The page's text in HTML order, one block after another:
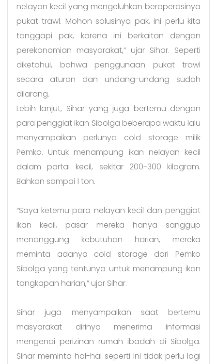
nelayan kecil yang mengeluhkan beroperasinya
pukat trawl. Mohon solusinya pak, ini perlu kita
tanggapi pak, karena ini berkaitan dengan
perekonomian masyarakat,” ujar Sihar. Seperti
diketahui, bahwa penggunaan pukat trawl
secara aturan dan undang-undang sudah
dilarang.
Lebih lanjut, Sihar yang juga bertemu dengan
para penggiat ikan Sibolga beberapa waktu lalu
menyampaikan perlunya cold storage milik
Pemko. Untuk menampung ikan nelayan kecil
dalam partai kecil, sekitar 200-300 kilogram.
Bahkan sampai 1 ton.
“Saya ketemu para nelayan kecil dan penggiat
ikan kecil, pasar mereka hanya sanggup
menanggung kebutuhan harian, mereka
meminta adanya cold storage dari Pemko
Sibolga yang tentunya untuk menampung ikan
tangkapan harian,” ujar Sihar.
Sihar juga menyampaikan saat bertemu
masyarakat dirinya menerima informasi
mengenai perizinan rumah ibadah di Sibolga.
Sihar meminta hal-hal seperti ini tidak perlu lagi